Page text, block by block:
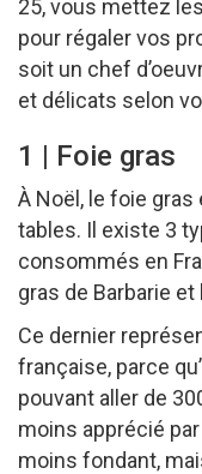
25, vous mettez
pour régaler vos
soit un chef
et délicats selon
1 | Foie gras
À Noël, le foie
tables. Il existe 3
consommés en
gras de Barbarie
Ce dernier
française, parce
pouvant aller de
moins apprécié
moins fondant,